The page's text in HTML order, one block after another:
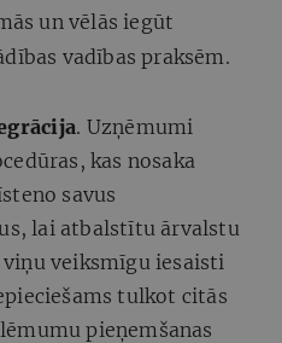
un vēlās iegūt
vadības praksēm.
. Uzņēmumi
kas nosaka
savus
lai atbalstītu ārvalstu
veiksmīgu iesaisti
tulkot citās
pieņemšanas